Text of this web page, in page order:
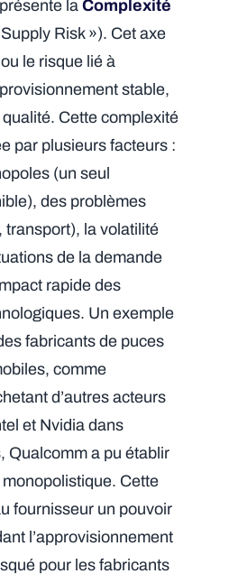
laComplexité
Risk »). Cet axe
le risque lié à
stable,
Cette complexité
par plusieurs facteurs :
(un seul
des problèmes
transport), la volatilité
de la demande
rapide des
Un exemple
fabricants de puces
comme
d’autres acteurs
et Nvidia dans
Qualcomm a pu établir
Cette
fournisseur un pouvoir
l’approvisionnement
pour les fabricants